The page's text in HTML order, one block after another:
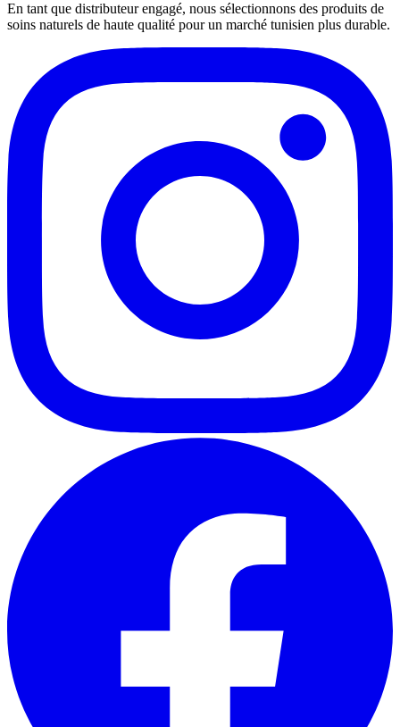
En tant que distributeur engagé, nous sélectionnons des produits de
soins naturels de haute qualité pour un marché tunisien plus durable.